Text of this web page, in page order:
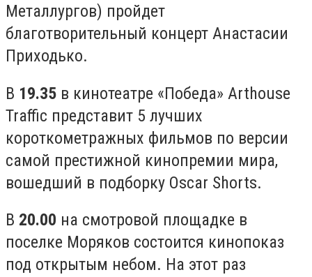
Металлургов) пройдет
благотворительный концерт Анастасии
Приходько.
В 19.35 в кинотеатре «Победа» Arthouse
Traffic представит 5 лучших
короткометражных фильмов по версии
самой престижной кинопремии мира,
вошедший в подборку Oscar Shorts.
В 20.00 на смотровой площадке в
поселке Моряков состоится кинопоказ
под открытым небом. На этот раз